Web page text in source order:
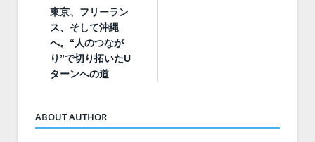
東京、フリーラン
ス、そして沖縄
へ。“人のつなが
り”で切り拓いたU
ターンへの道
ABOUT AUTHOR